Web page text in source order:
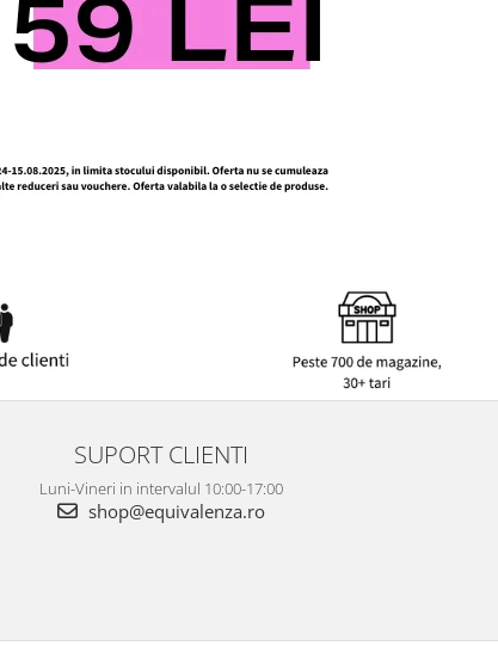
SUPORT CLIENTI
Luni-Vineri in intervalul 10:00-17:00
shop@equivalenza.ro